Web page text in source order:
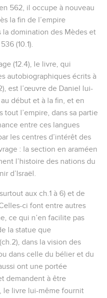
562, il occupe à nouveau
la fin de l’empire
la domination des Mèdes et
(10.1).
(12.4), le livre, qui
autobiographiques écrits à
est l’œuvre de Daniel lui-
début et à la fin, et en
tout l’empire, dans sa partie
entre ces langues
les centres d’intérêt des
: la section en araméen
l’histoire des nations du
d’Israël.
aux ch.1 à 6) et de
ci font entre autres
ce qui n’en facilite pas
la statue que
dans la vision des
dans celle du bélier et du
ont une portée
demandent à être
le livre lui-même fournit